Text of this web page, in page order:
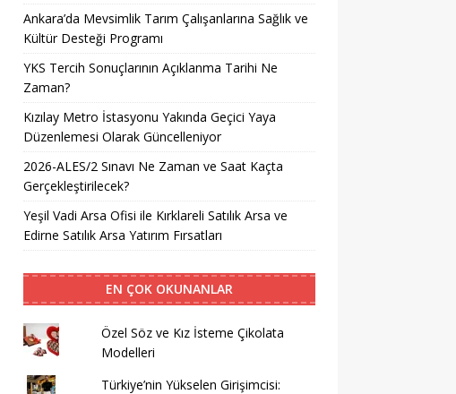
Ankara’da Mevsimlik Tarım Çalışanlarına Sağlık ve
Kültür Desteği Programı
YKS Tercih Sonuçlarının Açıklanma Tarihi Ne
Zaman?
Kızılay Metro İstasyonu Yakında Geçici Yaya
Düzenlemesi Olarak Güncelleniyor
2026-ALES/2 Sınavı Ne Zaman ve Saat Kaçta
Gerçekleştirilecek?
Yeşil Vadi Arsa Ofisi ile Kırklareli Satılık Arsa ve
Edirne Satılık Arsa Yatırım Fırsatları
EN ÇOK OKUNANLAR
Özel Söz ve Kız İsteme Çikolata
Modelleri
Türkiye’nin Yükselen Girişimcisi: